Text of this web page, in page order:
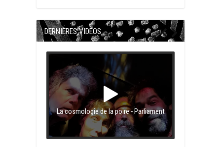
DERNIÈRES VIDÉOS
La cosmologie de la poire - Parliament